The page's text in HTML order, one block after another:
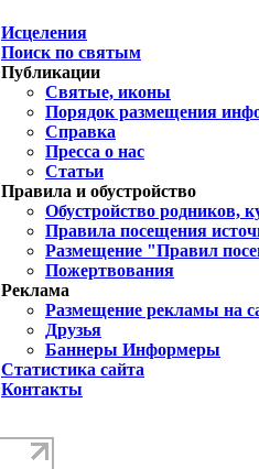
Исцеления
Поиск по святым
Публикации
Святые, иконы
Порядок размещения
Справка
Пресса о нас
Статьи
Правила и обустройство
Обустройство родников,
Правила посещения
Размещение "Правил
Пожертвования
Реклама
Размещение рекламы на
Друзья
Баннеры Информеры
Статистика сайта
Контакты